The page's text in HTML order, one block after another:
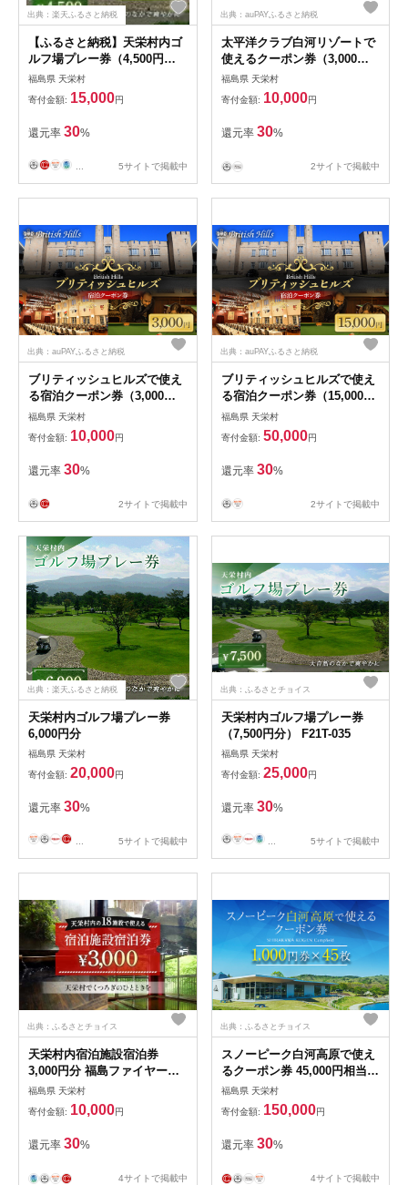
出典：楽天ふるさと納税
【ふるさと納税】天栄村内ゴ
ルフ場プレー券（4,500円
分） F21T-033
福島県 天栄村
寄付金額: 15,000円
還元率 30%
5サイトで掲載中
出典：auPAYふるさと納税
太平洋クラブ白河リゾートで
使えるクーポン券（3,000円
相当） F21T-153
福島県 天栄村
寄付金額: 10,000円
還元率 30%
2サイトで掲載中
出典：auPAYふるさと納税
ブリティッシュヒルズで使え
る宿泊クーポン券（3,000円
相当） F21T-270
福島県 天栄村
寄付金額: 10,000円
還元率 30%
2サイトで掲載中
出典：auPAYふるさと納税
ブリティッシュヒルズで使え
る宿泊クーポン券（15,000円
相当） F21T-271
福島県 天栄村
寄付金額: 50,000円
還元率 30%
2サイトで掲載中
出典：楽天ふるさと納税
天栄村内ゴルフ場プレー券
6,000円分
福島県 天栄村
寄付金額: 20,000円
還元率 30%
5サイトで掲載中
出典：ふるさとチョイス
天栄村内ゴルフ場プレー券
（7,500円分） F21T-035
福島県 天栄村
寄付金額: 25,000円
還元率 30%
5サイトで掲載中
出典：ふるさとチョイス
天栄村内宿泊施設宿泊券
3,000円分 福島ファイヤーボ
ンズ 林 翔太郎 選手 りん王子
天栄村PR大使 福島県 天栄村
ふるさと納税 F21T-036
福島県 天栄村
寄付金額: 10,000円
還元率 30%
4サイトで掲載中
出典：ふるさとチョイス
スノーピーク白河高原で使え
るクーポン券 45,000円相当
（飲食・アクティビティ・キ
ャンプフィールド利用限定）
F21T-222
福島県 天栄村
寄付金額: 150,000円
還元率 30%
4サイトで掲載中